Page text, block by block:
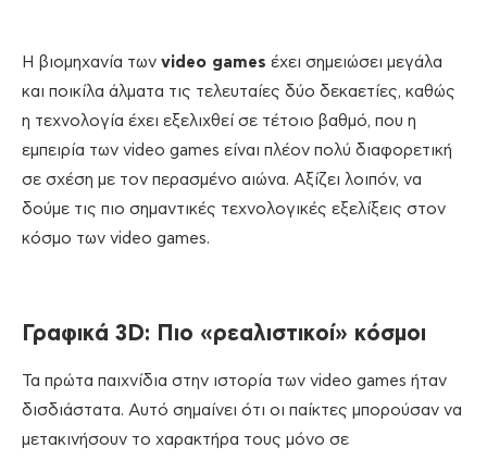
Η βιομηχανία των video games έχει σημειώσει μεγάλα
και ποικίλα άλματα τις τελευταίες δύο δεκαετίες, καθώς
η τεχνολογία έχει εξελιχθεί σε τέτοιο βαθμό, που η
εμπειρία των video games είναι πλέον πολύ διαφορετική
σε σχέση με τον περασμένο αιώνα. Αξίζει λοιπόν, να
δούμε τις πιο σημαντικές τεχνολογικές εξελίξεις στον
κόσμο των video games.
Γραφικά 3 D: Πιο «ρεαλιστικοί» κόσμοι
Τα πρώτα παιχνίδια στην ιστορία των video games ήταν
δισδιάστατα. Αυτό σημαίνει ότι οι παίκτες μπορούσαν να
μετακινήσουν το χαρακτήρα τους μόνο σε